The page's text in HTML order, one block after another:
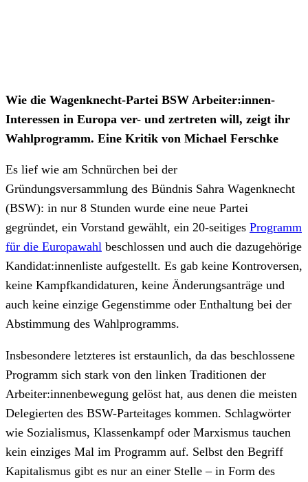
Wie die Wagenknecht-Partei BSW Arbeiter:innen-
Interessen in Europa ver- und zertreten will, zeigt ihr
Wahlprogramm. Eine Kritik von Michael Ferschke
Es lief wie am Schnürchen bei der
Gründungsversammlung des Bündnis Sahra Wagenknecht
(BSW): in nur 8 Stunden wurde eine neue Partei
gegründet, ein Vorstand gewählt, ein 20-seitiges Programm
für die Europawahl beschlossen und auch die dazugehörige
Kandidat:innenliste aufgestellt. Es gab keine Kontroversen,
keine Kampfkandidaturen, keine Änderungsanträge und
auch keine einzige Gegenstimme oder Enthaltung bei der
Abstimmung des Wahlprogramms.
Insbesondere letzteres ist erstaunlich, da das beschlossene
Programm sich stark von den linken Traditionen der
Arbeiter:innenbewegung gelöst hat, aus denen die meisten
Delegierten des BSW-Parteitages kommen. Schlagwörter
wie Sozialismus, Klassenkampf oder Marxismus tauchen
kein einziges Mal im Programm auf. Selbst den Begriff
Kapitalismus gibt es nur an einer Stelle – in Form des